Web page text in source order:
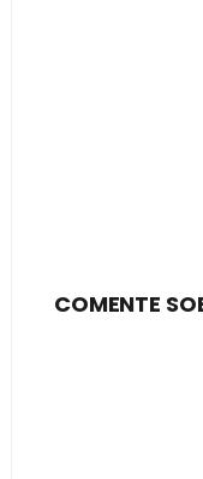
COMENTE